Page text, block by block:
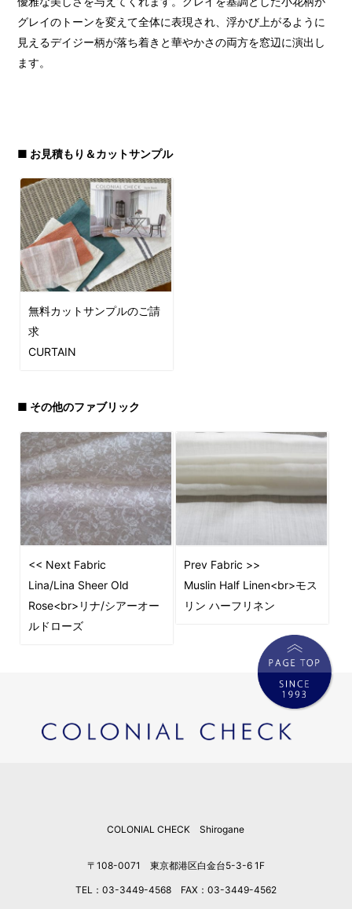
グレイのトーンを変えて全体に表現され、浮かび上がるように
見えるデイジー柄が落ち着きと華やかさの両方を窓辺に演出し
ます。
■ お見積もり＆カットサンプル
無料カットサンプルのご請
求
CURTAIN
■ その他のファブリック
<< Next Fabric
Lina/Lina Sheer Old
Rose<br>リナ/シアーオー
ルドローズ
Prev Fabric >>
Muslin Half Linen<br>モス
リン ハーフリネン
COLONIAL CHECK Shirogane
〒108-0071 東京都港区白金台5-3-6 1F
TEL：03-3449-4568 FAX：03-3449-4562